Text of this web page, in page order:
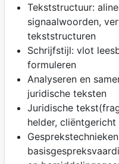
Tekststructuur:
signaalwoorden,
tekststructuren
Schrijfstijl: vlot
formuleren
Analyseren en
juridische teksten
Juridische
helder, cliëntgericht